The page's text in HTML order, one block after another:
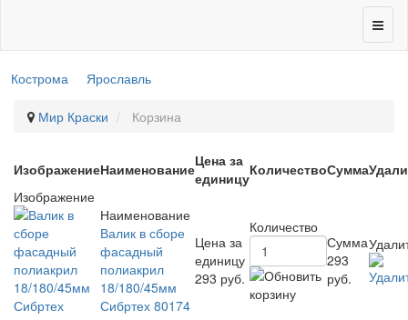
Кострома Ярославль
Мир Краски Корзина
ИзображениеНаименованиеЦена за
единицуКоличествоСумма
Изображение
Наименование
Валик в сборе
фасадный
полиакрил
18/180/45мм
Сибртех 80174
Цена за
единицу
293 руб.
Количество
Сумма
293
руб.